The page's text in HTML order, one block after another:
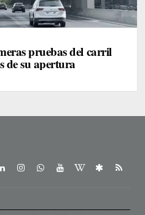
pruebas del carril
de su apertura